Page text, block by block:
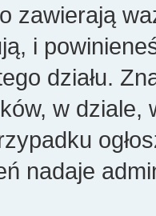
zawierają
i
działu.
w dziale,
nadaje